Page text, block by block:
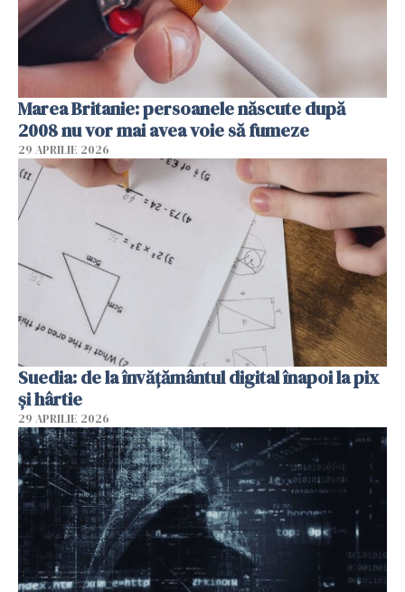
Marea Britanie: persoanele născute după
2008 nu vor mai avea voie să fumeze
29 APRILIE 2026
Suedia: de la învățământul digital înapoi la pix
și hârtie
29 APRILIE 2026